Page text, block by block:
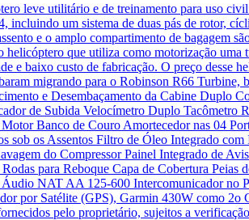
leve utilitário e de treinamento para uso
incluindo um sistema de duas pás de rotor,
e o amplo compartimento de bagagem
helicóptero que utiliza como motorização
e baixo custo de fabricação. O preço desse
migrando para o Robinson R66
e Desembaçamento da Cabine Duplo
de Subida Velocímetro Duplo
Banco de Couro Amortecedor nas 04
sob os Assentos Filtro de Óleo Integrado
do Compressor Painel Integrado de
para Reboque Capa de Cobertura
NAT AA 125-600 Intercomunicador
por Satélite (GPS), Garmin 430W como
pelo proprietário, sujeitos a